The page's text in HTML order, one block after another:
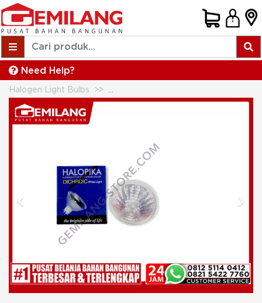
Need Help?
Halogen Light Bulbs
Previous Next